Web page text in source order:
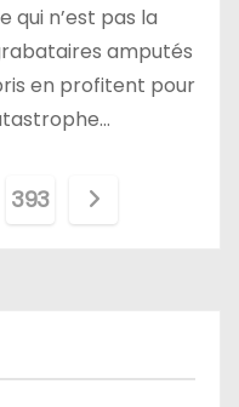
qui n’est pas la
amputés
en profitent pour
393